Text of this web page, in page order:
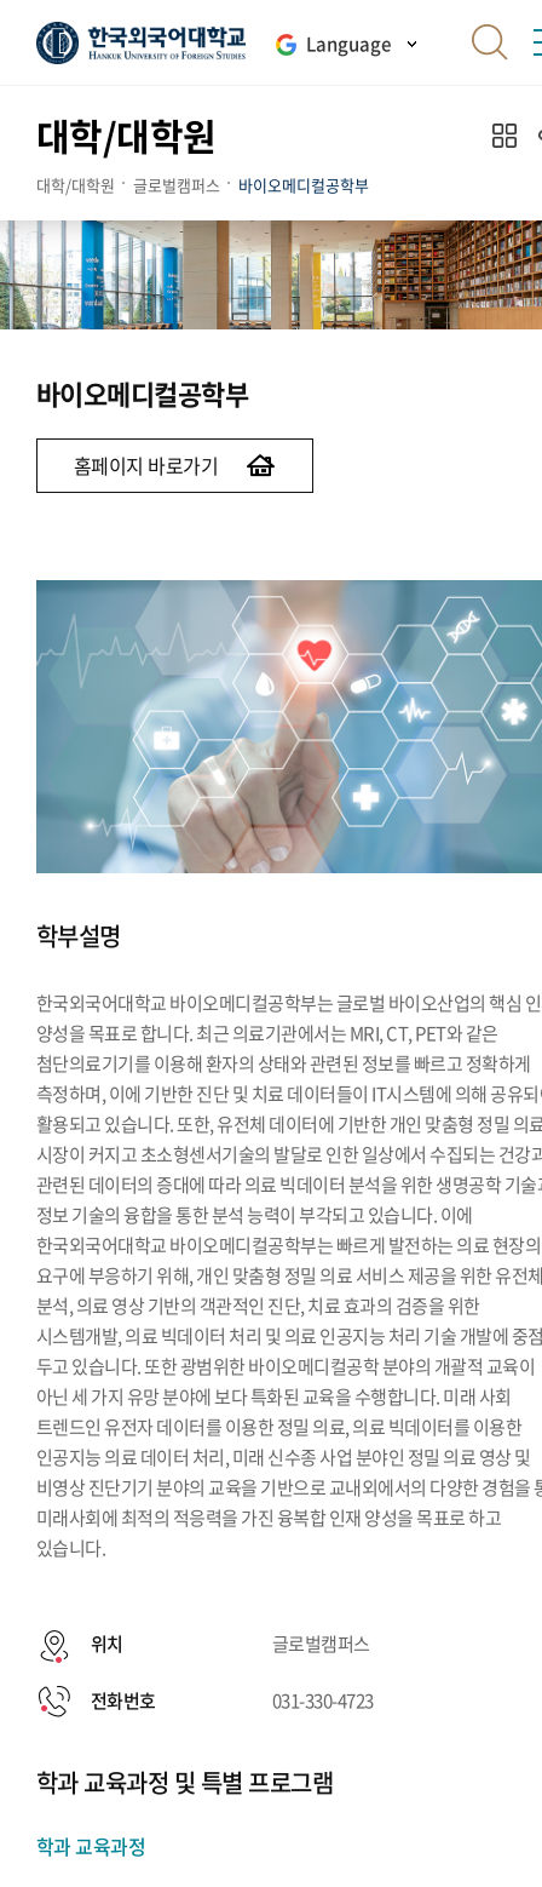
Language
대학/대학원
대학/대학원 글로벌캠퍼스 바이오메디컬공학부
바이오메디컬공학부
홈페이지 바로가기
학부설명
한국외국어대학교 바이오메디컬공학부는 글로벌 바이오산업의 핵심
양성을 목표로 합니다. 최근 의료기관에서는 MRI, CT, PET와 같은
첨단의료기기를 이용해 환자의 상태와 관련된 정보를 빠르고 정확하게
측정하며, 이에 기반한 진단 및 치료 데이터들이 IT시스템에 의해 공유
활용되고 있습니다. 또한, 유전체 데이터에 기반한 개인 맞춤형 정밀 의
시장이 커지고 초소형센서기술의 발달로 인한 일상에서 수집되는 건강
관련된 데이터의 증대에 따라 의료 빅데이터 분석을 위한 생명공학 기
정보 기술의 융합을 통한 분석 능력이 부각되고 있습니다. 이에
한국외국어대학교 바이오메디컬공학부는 빠르게 발전하는 의료 현장의
요구에 부응하기 위해, 개인 맞춤형 정밀 의료 서비스 제공을 위한 유전
분석, 의료 영상 기반의 객관적인 진단, 치료 효과의 검증을 위한
시스템개발, 의료 빅데이터 처리 및 의료 인공지능 처리 기술 개발에 중
두고 있습니다. 또한 광범위한 바이오메디컬공학 분야의 개괄적 교육이
아닌 세 가지 유망 분야에 보다 특화된 교육을 수행합니다. 미래 사회
트렌드인 유전자 데이터를 이용한 정밀 의료, 의료 빅데이터를 이용한
인공지능 의료 데이터 처리, 미래 신수종 사업 분야인 정밀 의료 영상 및
비영상 진단기기 분야의 교육을 기반으로 교내외에서의 다양한 경험을
미래사회에 최적의 적응력을 가진 융복합 인재 양성을 목표로 하고
있습니다.
위치 글로벌캠퍼스
전화번호 031-330-4723
학과 교육과정 및 특별 프로그램
학과 교육과정